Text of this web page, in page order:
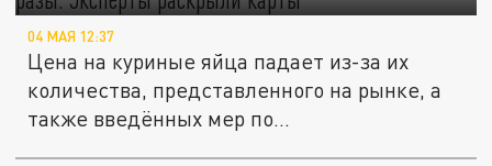
04 МАЯ 12:37
Цена на куриные яйца падает из-за их
количества, представленного на рынке, а
также введённых мер по...